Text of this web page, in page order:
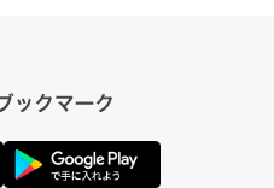
かの人が多いそうだけど、
効果があるはず……
の父67歳と僕。ITツール導入で